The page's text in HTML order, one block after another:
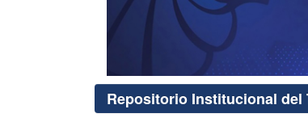
Repositorio Institucional del